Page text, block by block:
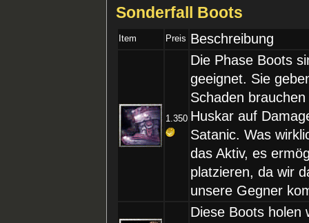
Sonderfall Boots
Item Preis Beschreibung
1.350
Die Phase Boots
geeignet. Sie
Schaden
Huskar auf
Satanic. Was
das Aktiv, es
platzieren, da wir
unsere Gegner
Diese Boots holen